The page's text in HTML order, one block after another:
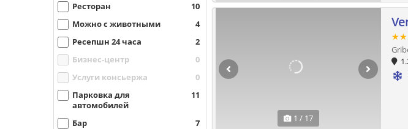
Ресторан
10
Можно с животными
4
Ресепшн 24 часа
2
Бизнес-центр
0
Услуги консьержа
0
Парковка для
автомобилей
11
Бар
7
1 / 17